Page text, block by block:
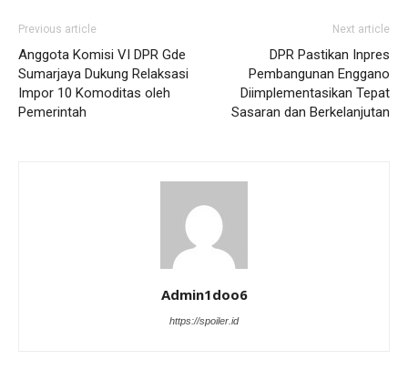
Previous article
Anggota Komisi VI DPR Gde
Sumarjaya Dukung Relaksasi
Impor 10 Komoditas oleh
Pemerintah
Next article
DPR Pastikan Inpres
Pembangunan Enggano
Diimplementasikan Tepat
Sasaran dan Berkelanjutan
Admin1doo6
https://spoiler.id